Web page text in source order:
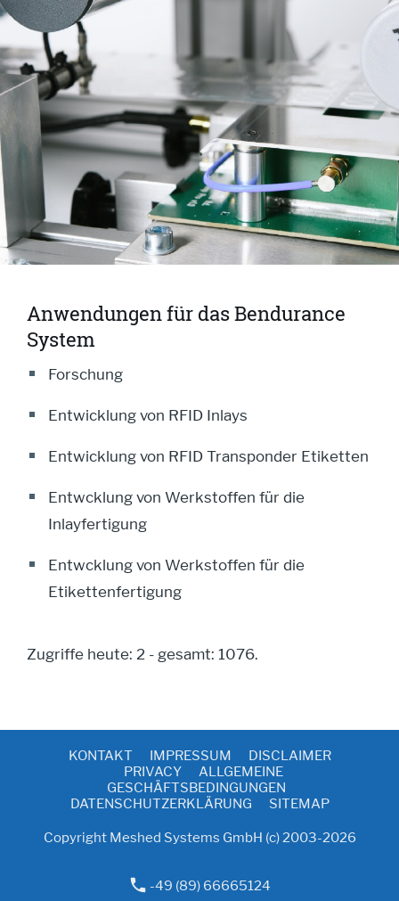
Anwendungen für das Bendurance
System
Forschung
Entwicklung von RFID Inlays
Entwicklung von RFID Transponder Etiketten
Entwcklung von Werkstoffen für die
Inlayfertigung
Entwcklung von Werkstoffen für die
Etikettenfertigung
Zugriffe heute: 2 - gesamt: 1076.
KONTAKT IMPRESSUM
DISCLAIMER
PRIVACY
ALLGEMEINE
GESCHÄFTSBEDINGUNGEN
DATENSCHUTZERKLÄRUNG
SITEMAP
Copyright Meshed Systems GmbH (c) 2003-2026
-49 (89) 66665124